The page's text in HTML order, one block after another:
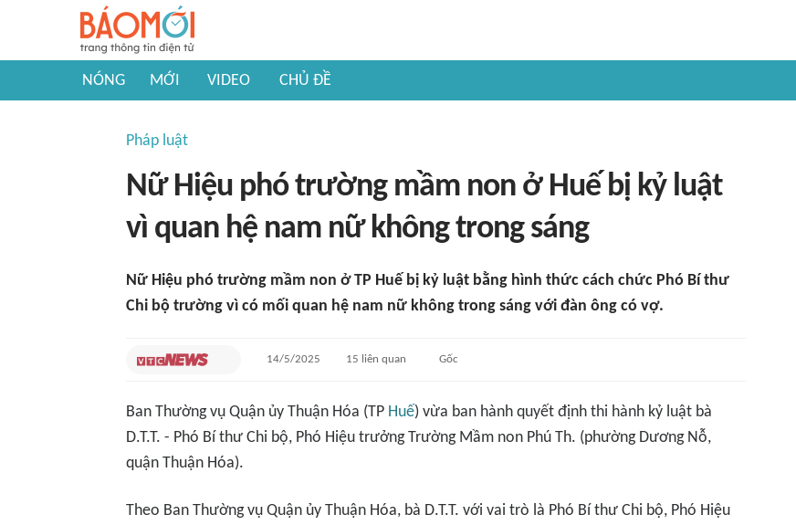
NÓNG MỚI VIDEO CHỦ ĐỀ
Pháp luật
Nữ Hiệu phó trường mầm non ở Huế bị kỷ luật
vì quan hệ nam nữ không trong sáng
Nữ Hiệu phó trường mầm non ở TP Huế bị kỷ luật bằng hình thức cách chức Phó Bí thư
Chi bộ trường vì có mối quan hệ nam nữ không trong sáng với đàn ông có vợ.
14/5/2025 15 liên quan Gốc
Ban Thường vụ Quận ủy Thuận Hóa (TP Huế) vừa ban hành quyết định thi hành kỷ luật bà
D.T.T. - Phó Bí thư Chi bộ, Phó Hiệu trưởng Trường Mầm non Phú Th. (phường Dương Nỗ,
quận Thuận Hóa).
Theo Ban Thường vụ Quận ủy Thuận Hóa, bà D.T.T. với vai trò là Phó Bí thư Chi bộ, Phó Hiệu